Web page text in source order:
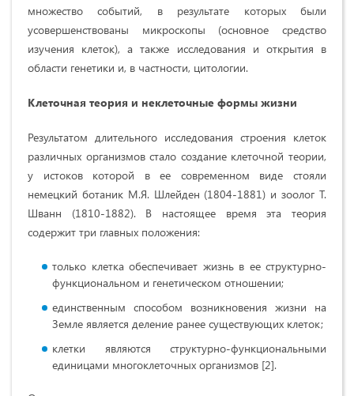
множество событий, в результате которых были
усовершенствованы микроскопы (основное средство
изучения клеток), а также исследования и открытия в
области генетики и, в частности, цитологии.
Клеточная теория и неклеточные формы жизни
Результатом длительного исследования строения клеток
различных организмов стало создание клеточной теории,
у истоков которой в ее современном виде стояли
немецкий ботаник М.Я. Шлейден (1804-1881) и зоолог Т.
Шванн (1810-1882). В настоящее время эта теория
содержит три главных положения:
только клетка обеспечивает жизнь в ее структурно-
функциональном и генетическом отношении;
единственным способом возникновения жизни на
Земле является деление ранее существующих клеток;
клетки являются структурно-функциональными
единицами многоклеточных организмов [2].